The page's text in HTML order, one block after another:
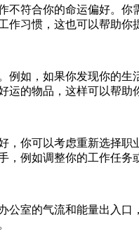
不符合你的命运偏好。
习惯，这也可以帮助你
例如，如果你发现你的
的物品，这样可以帮助
，你可以考虑重新选择
例如调整你的工作任
公室的气流和能量出入